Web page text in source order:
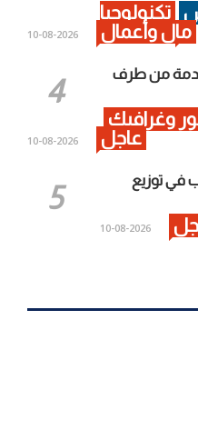
تكنولوجيا
مال وأعمال 2026-08-10
من طرف
وغرافيك
عاجل
2026-08-10
في توزيع
2026-08-10